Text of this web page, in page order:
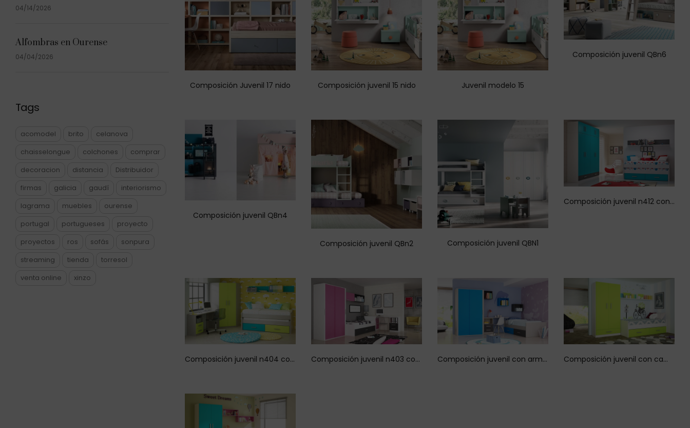
Composición Juvenil 17 nido Composición juvenil 15 nido Juvenil modelo 15
Composición juvenil QBn6
Composición juvenil QBn4
Composición juvenil QBn2 Composición juvenil QBN1
Composición juvenil n412 con armario 4 puertas
Composición juvenil n404 con armario rincón Composición juvenil n403 con armario puertas correderas Composición juvenil con armario puertas correderas Composición juvenil con cama nido cajones n424
04/14/2026
Alfombras en Ourense
04/04/2026
Tags
acomodel brito
celanova
chaisselongue
colchones
comprar
decoracion
distancia
Distribuidor
firmas
galicia gaudí
interiorismo
lagrama
muebles
ourense
portugal
portugueses
proyecto
proyectos
ros sofás
sonpura
streaming
tienda
torresol
venta online
xinzo